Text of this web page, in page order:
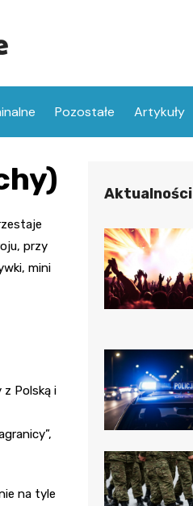
w
Pozostałe Artykuły
przy
mini
z Polską i
na tyle
Aktualności